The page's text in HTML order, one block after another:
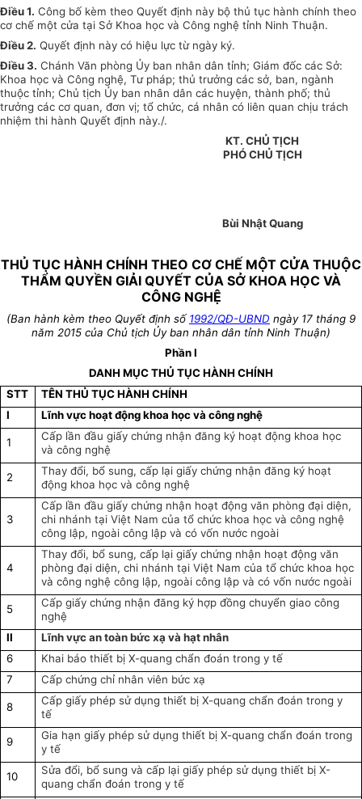
Điều 1. Công bố kèm theo Quyết định này bộ thủ tục hành chính theo
cơ chế một cửa tại Sở Khoa học và Công nghệ tỉnh Ninh Thuận.
Điều 2. Quyết định này có hiệu lực từ ngày ký.
Điều 3. Chánh Văn phòng Ủy ban nhân dân tỉnh; Giám đốc các Sở:
Khoa học và Công nghệ, Tư pháp; thủ trưởng các sở, ban, ngành
thuộc tỉnh; Chủ tịch Ủy ban nhân dân các huyện, thành phố; thủ
trưởng các cơ quan, đơn vị; tổ chức, cá nhân có liên quan chịu trách
nhiệm thi hành Quyết định này./.
KT. CHỦ TỊCH
PHÓ CHỦ TỊCH
Bùi Nhật Quang
THỦ TỤC HÀNH CHÍNH THEO CƠ CHẾ MỘT CỬA THUỘC
THẨM QUYỀN GIẢI QUYẾT CỦA SỞ KHOA HỌC VÀ
CÔNG NGHỆ
(Ban hành kèm theo Quyết định số1992/QĐ-UBND ngày 17 tháng 9
năm 2015 của Chủ tịch Ủy ban nhân dân tỉnh Ninh Thuận)
Phần I
DANH MỤC THỦ TỤC HÀNH CHÍNH
STT
TÊN THỦ TỤC HÀNH CHÍNH
I
Lĩnh vực hoạt động khoa học và công nghệ
1
Cấp lần đầu giấy chứng nhận đăng ký hoạt động khoa học
và công nghệ
2
Thay đổi, bổ sung, cấp lại giấy chứng nhận đăng ký hoạt
động khoa học và công nghệ
3
Cấp lần đầu giấy chứng nhận hoạt động văn phòng đại diện,
chi nhánh tại Việt Nam của tổ chức khoa học và công nghệ
công lập, ngoài công lập và có vốn nước ngoài
4
Thay đổi, bổ sung, cấp lại giấy chứng nhận hoạt động văn
phòng đại diện, chi nhánh tại Việt Nam của tổ chức khoa học
và công nghệ công lập, ngoài công lập và có vốn nước ngoài
5
Cấp giấy chứng nhận đăng ký hợp đồng chuyển giao công
nghệ
II
Lĩnh vực an toàn bức xạ và hạt nhân
6
Khai báo thiết bị X-quang chẩn đoán trong y tế
7
Cấp chứng chỉ nhân viên bức xạ
8
Cấp giấy phép sử dụng thiết bị X-quang chẩn đoán trong y
tế
9 Gia hạn giấy phép sử dụng thiết bị X-quang chẩn đoán trong
y tế
10 Sửa đổi, bổ sung và cấp lại giấy phépsử dụng thiết bị X-
quang chẩn đoán trong y tế